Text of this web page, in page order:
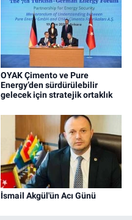
OYAK Çimento ve Pure
Energy’den sürdürülebilir
gelecek için stratejik ortaklık
İsmail Akgül'ün Acı Günü